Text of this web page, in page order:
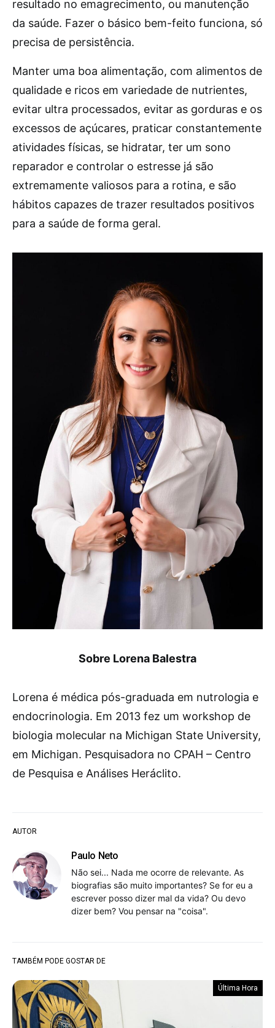
AUTOR
Paulo Neto
Não sei... Nada me ocorre de relevante. As
biografias são muito importantes? Se for eu a
escrever posso dizer mal da vida? Ou devo
dizer bem? Vou pensar na "coisa".
resultado no emagrecimento, ou manutenção
da saúde. Fazer o básico bem-feito funciona, só
precisa de persistência.
Manter uma boa alimentação, com alimentos de
qualidade e ricos em variedade de nutrientes,
evitar ultra processados, evitar as gorduras e os
excessos de açúcares, praticar constantemente
atividades físicas, se hidratar, ter um sono
reparador e controlar o estresse já são
extremamente valiosos para a rotina, e são
hábitos capazes de trazer resultados positivos
para a saúde de forma geral.
Sobre Lorena Balestra
Lorena é médica pós-graduada em nutrologia e
endocrinologia. Em 2013 fez um workshop de
biologia molecular na Michigan State University,
em Michigan. Pesquisadora no CPAH – Centro
de Pesquisa e Análises Heráclito.
TAMBÉM PODE GOSTAR DE
Última Hora